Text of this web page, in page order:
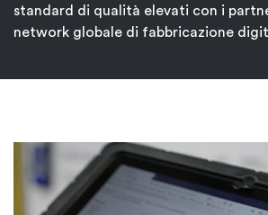
standard di qualità elevati con i
network globale di fabbricazione